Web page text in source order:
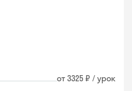
от 3325 ₽ / урок